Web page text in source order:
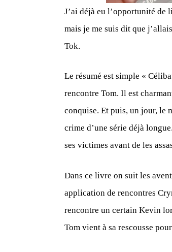
J’ai déjà eu l’opportunité
mais je me suis dit que
Tok.
Le résumé est simple «
rencontre Tom. Il est
conquise. Et puis, un jour, le
crime d’une série déjà
ses victimes avant de les
Dans ce livre on suit les
application de rencontres
rencontre un certain Kevin
Tom vient à sa rescousse